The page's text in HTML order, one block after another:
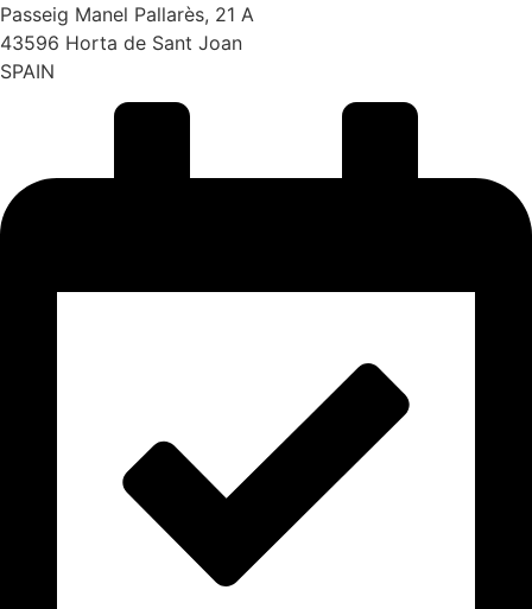
Passeig Manel Pallarès, 21 A
43596 Horta de Sant Joan
SPAIN